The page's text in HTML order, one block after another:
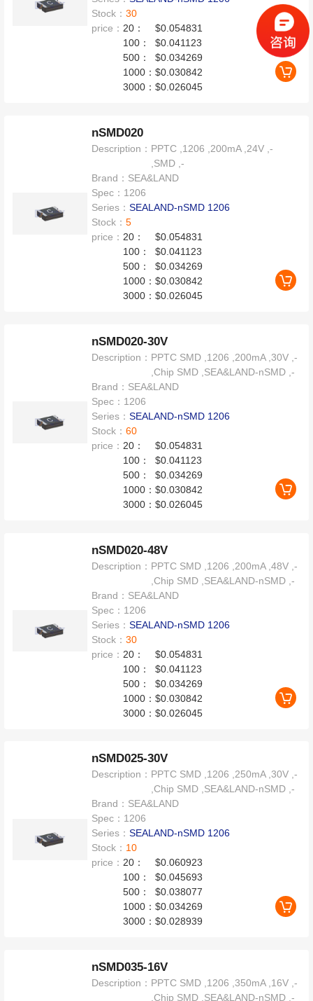
Stock：30
price：20：
$0.054831
100：
$0.041123
500：
$0.034269
1000：$0.030842
3000：$0.026045
nSMD020
Description： PPTC ,1206 ,200mA ,24V ,-
,SMD ,-
Brand： SEA&LAND
Spec： 1206
Series：SEALAND-nSMD 1206
Stock：5
price： 20：
$0.054831
100：
$0.041123
500：
$0.034269
1000：$0.030842
3000：$0.026045
nSMD020-30V
Description： PPTC SMD ,1206 ,200mA ,30V ,-
,Chip SMD ,SEA&LAND-nSMD ,-
Brand： SEA&LAND
Spec： 1206
Series：SEALAND-nSMD 1206
Stock：60
price： 20：
$0.054831
100：
$0.041123
500：
$0.034269
1000：$0.030842
3000：$0.026045
nSMD020-48V
Description： PPTC SMD ,1206 ,200mA ,48V ,-
,Chip SMD ,SEA&LAND-nSMD ,-
Brand： SEA&LAND
Spec： 1206
Series：SEALAND-nSMD 1206
Stock：30
price： 20：
$0.054831
100：
$0.041123
500：
$0.034269
1000：$0.030842
3000：$0.026045
nSMD025-30V
Description： PPTC SMD ,1206 ,250mA ,30V ,-
,Chip SMD ,SEA&LAND-nSMD ,-
Brand： SEA&LAND
Spec： 1206
Series：SEALAND-nSMD 1206
Stock： 10
price：20：
$0.060923
100：
$0.045693
500：
$0.038077
1000：$0.034269
3000：$0.028939
nSMD035-16V
Description： PPTC SMD ,1206 ,350mA ,16V ,-
,Chip SMD ,SEA&LAND-nSMD ,-